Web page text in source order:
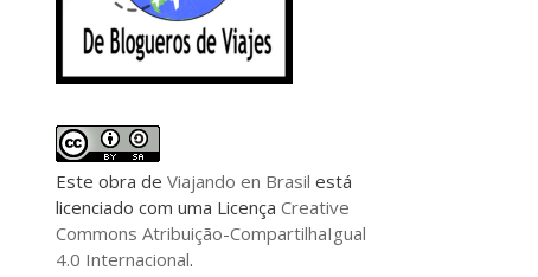
Este obra de Viajando en Brasil está
licenciado com uma Licença Creative
Commons Atribuição-CompartilhaIgual
4.0 Internacional.